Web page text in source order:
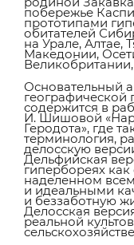
побережье
прототипами
обитателей
на Урале, Алтае,
Македонии,
Основательный
географической
содержится в
И. Шишовой
Геродота», где
терминология,
делосскую
Дельфийская
гипербореях
наделенном
и идеальными
и беззаботную
Делосская
реальной